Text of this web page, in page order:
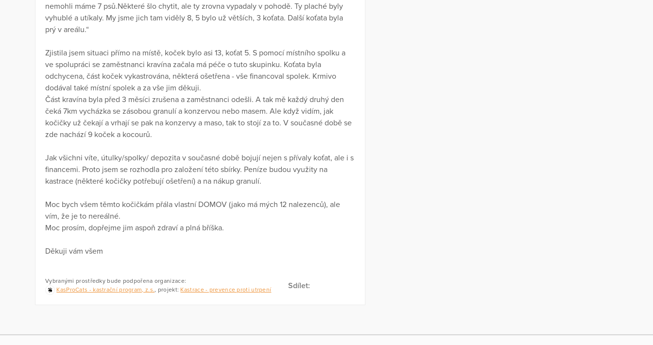
nemohli máme 7 psů.Některé šlo chytit, ale ty zrovna vypadaly v pohodě. Ty plaché byly
vyhublé a utíkaly. My jsme jich tam viděly 8, 5 bylo už větších, 3 koťata. Další koťata byla
prý v areálu.“
Zjistila jsem situaci přímo na místě, koček bylo asi 13, koťat 5. S pomocí místního spolku a
ve spolupráci se zaměstnanci kravína začala má péče o tuto skupinku. Koťata byla
odchycena, část koček vykastrována, některá ošetřena - vše financoval spolek. Krmivo
dodával také místní spolek a za vše jim děkuji.
Část kravína byla před 3 měsíci zrušena a zaměstnanci odešli. A tak mě každý druhý den
čeká 7km vycházka se zásobou granulí a konzervou nebo masem. Ale když vidím, jak
kočičky už čekají a vrhají se pak na konzervy a maso, tak to stojí za to. V současné době se
zde nachází 9 koček a kocourů.
Jak všichni víte, útulky/spolky/ depozita v současné době bojují nejen s přívaly koťat, ale i s
financemi. Proto jsem se rozhodla pro založení této sbírky. Peníze budou využity na
kastrace (některé kočičky potřebují ošetření) a na nákup granulí.
Moc bych všem těmto kočičkám přála vlastní DOMOV (jako má mých 12 nalezenců), ale
vím, že je to nereálné.
Moc prosím, dopřejme jim aspoň zdraví a plná bříška.
Děkuji vám všem
Vybranými prostředky bude podpořena organizace:
KasProCats - kastrační program, z.s., projekt: Kastrace - prevence proti utrpení Sdílet: